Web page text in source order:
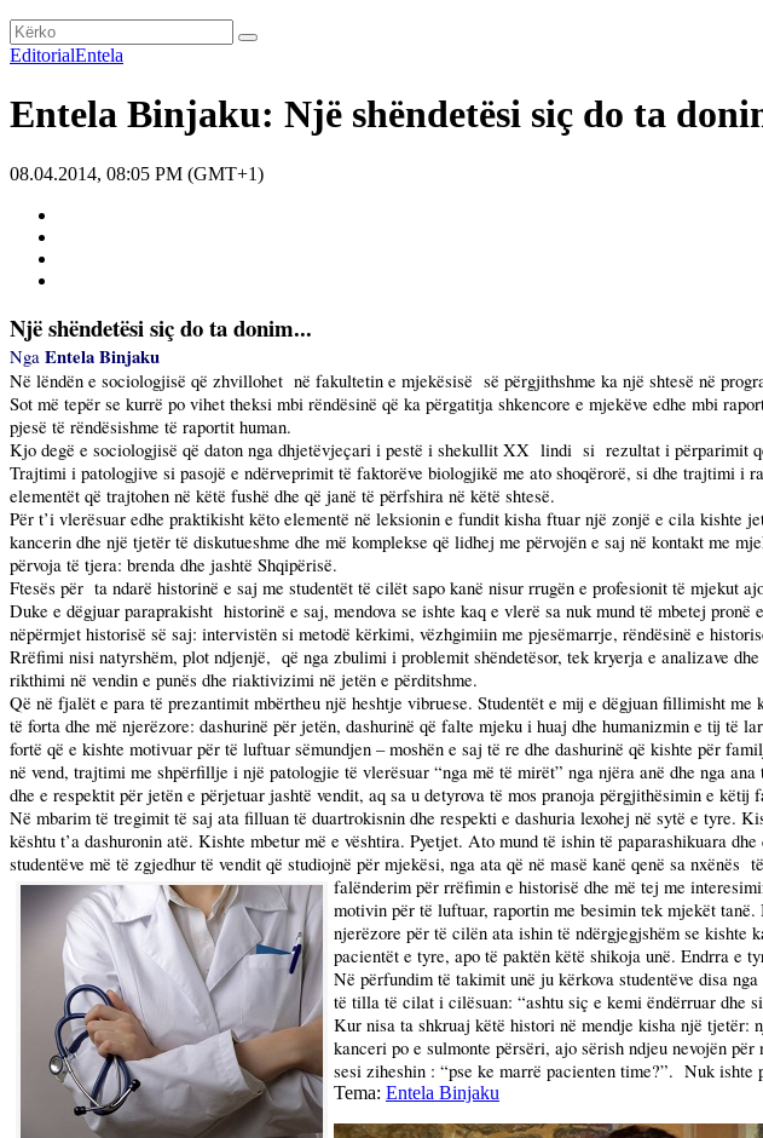
EditorialEntela
Entela Binjaku: Një shëndetësi siç do ta
08.04.2014, 08:05 PM (GMT+1)
Një shëndetësi siç do ta donim...
Nga Entela Binjaku
Në lëndën e sociologjisë që zhvillohet në fakultetin e mjekësisë së përgjithshme ka një shtesë në
Sot më tepër se kurrë po vihet theksi mbi rëndësinë që ka përgatitja shkencore e mjekëve edhe mbi
pjesë të rëndësishme të raportit human.
Kjo degë e sociologjisë që daton nga dhjetëvjeçari i pestë i shekullit XX lindi si rezultat i përparimit
Trajtimi i patologjive si pasojë e ndërveprimit të faktorëve biologjikë me ato shoqërorë, si dhe trajtimi i
elementët që trajtohen në këtë fushë dhe që janë të përfshira në këtë shtesë.
Për t’i vlerësuar edhe praktikisht këto elementë në leksionin e fundit kisha ftuar një zonjë e cila kishte
kancerin dhe një tjetër të diskutueshme dhe më komplekse që lidhej me përvojën e saj në kontakt me
përvoja të tjera: brenda dhe jashtë Shqipërisë.
Ftesës për ta ndarë historinë e saj me studentët të cilët sapo kanë nisur rrugën e profesionit të mjekut
Duke e dëgjuar paraprakisht historinë e saj, mendova se ishte kaq e vlerë sa nuk mund të mbetej pronë
nëpërmjet historisë së saj: intervistën si metodë kërkimi, vëzhgimiin me pjesëmarrje, rëndësinë e
Rrëfimi nisi natyrshëm, plot ndjenjë, që nga zbulimi i problemit shëndetësor, tek kryerja e analizave
rikthimi në vendin e punës dhe riaktivizimi në jetën e përditshme.
Që në fjalët e para të prezantimit mbërtheu një heshtje vibruese. Studentët e mij e dëgjuan fillimisht
të forta dhe më njerëzore: dashurinë për jetën, dashurinë që falte mjeku i huaj dhe humanizmin e tij të
fortë që e kishte motivuar për të luftuar sëmundjen – moshën e saj të re dhe dashurinë që kishte për
në vend, trajtimi me shpërfillje i një patologjie të vlerësuar “nga më të mirët” nga njëra anë dhe nga
dhe e respektit për jetën e përjetuar jashtë vendit, aq sa u detyrova të mos pranoja përgjithësimin e
Në mbarim të tregimit të saj ata filluan të duartrokisnin dhe respekti e dashuria lexohej në sytë e tyre.
kështu t’a dashuronin atë. Kishte mbetur më e vështira. Pyetjet. Ato mund të ishin të paparashikuara
studentëve më të zgjedhur të vendit që studiojnë për mjekësi, nga ata që në masë kanë qenë sa nxënës
falënderim për rrëfimin e historisë dhe më tej me
motivin për të luftuar, raportin me besimin tek mjekët
njerëzore për të cilën ata ishin të ndërgjegjshëm se kishte
pacientët e tyre, apo të paktën këtë shikoja unë. Endrra e
Në përfundim të takimit unë ju kërkova studentëve disa
të tilla të cilat i cilësuan: “ashtu siç e kemi ëndërruar dhe
Kur nisa ta shkruaj këtë histori në mendje kisha një tjetër:
kanceri po e sulmonte përsëri, ajo sërish ndjeu nevojën
sesi ziheshin : “pse ke marrë pacienten time?”. Nuk ishte
Tema: Entela Binjaku